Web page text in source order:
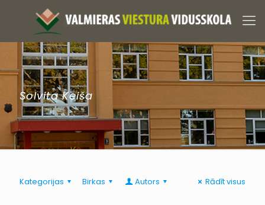
Solvita Keiša
Kategorijas Birkas Autors Rādīt visus